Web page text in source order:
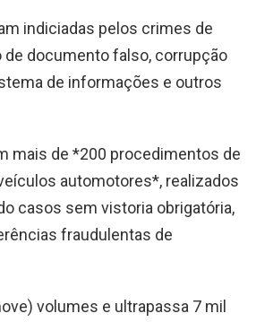
indiciadas pelos crimes de
documento falso, corrupção
de informações e outros
mais de *200 procedimentos de
automotores*, realizados
casos sem vistoria obrigatória,
fraudulentas de
volumes e ultrapassa 7 mil